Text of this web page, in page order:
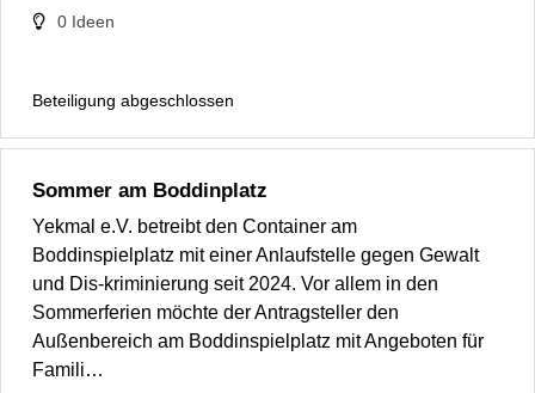
0 Ideen
Beteiligung abgeschlossen
Sommer am Boddinplatz
Yekmal e.V. betreibt den Container am
Boddinspielplatz mit einer Anlaufstelle gegen Gewalt
und Dis-kriminierung seit 2024. Vor allem in den
Sommerferien möchte der Antragsteller den
Außenbereich am Boddinspielplatz mit Angeboten für
Famili…